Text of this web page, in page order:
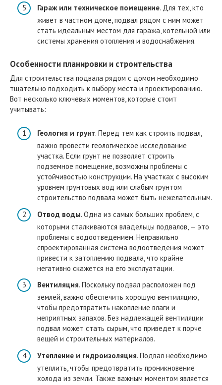
Гараж или техническое помещение. Для тех, кто
живет в частном доме, подвал рядом с ним может
стать идеальным местом для гаража, котельной или
системы хранения отопления и водоснабжения.
Особенности планировки и строительства
Для строительства подвала рядом с домом необходимо
тщательно подходить к выбору места и проектированию.
Вот несколько ключевых моментов, которые стоит
учитывать:
Геология и грунт. Перед тем как строить подвал,
важно провести геологическое исследование
участка. Если грунт не позволяет строить
подземное помещение, возможны проблемы с
устойчивостью конструкции. На участках с высоким
уровнем грунтовых вод или слабым грунтом
строительство подвала может быть нежелательным.
Отвод воды. Одна из самых больших проблем, с
которыми сталкиваются владельцы подвалов, — это
проблемы с водоотведением. Неправильно
спроектированная система водоотведения может
привести к затоплению подвала, что крайне
негативно скажется на его эксплуатации.
Вентиляция. Поскольку подвал расположен под
землей, важно обеспечить хорошую вентиляцию,
чтобы предотвратить накопление влаги и
неприятных запахов. Без надлежащей вентиляции
подвал может стать сырым, что приведет к порче
вещей и строительных материалов.
Утепление и гидроизоляция. Подвал необходимо
утеплить, чтобы предотвратить проникновение
холода из земли. Также важным моментом является